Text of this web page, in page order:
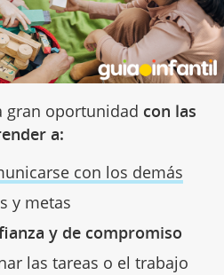
gran oportunidad con las
a:
con los demás
y metas
y de compromiso
las tareas o el trabajo